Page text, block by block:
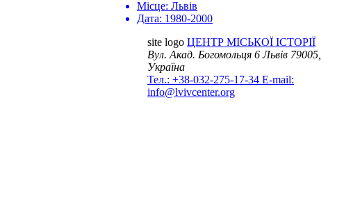
Місце: Львів
Дата: 1980-2000
site logo ЦЕНТР МІСЬКОЇ ІСТОРІЇ
Вул. Акад. Богомольця 6Львів 79005,
Україна
Тел.: +38-032-275-17-34 E-mail:
info@lvivcenter.org